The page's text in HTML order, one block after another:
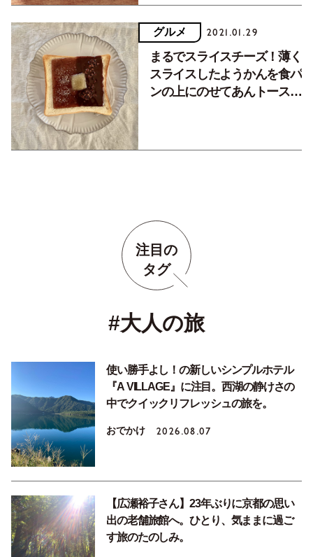
グルメ 2021.01.29
まるでスライスチーズ！薄く
スライスしたようかんを食パ
ンの上にのせてあんトースト
注目の
タグ
#大人の旅
使い勝手よし！の新しいシンプルホテル
『A VILLAGE』に注目。西湖の静けさの
中でクイックリフレッシュの旅を。
おでかけ 2026.08.07
【広瀬裕子さん】23年ぶりに京都の思い
出の老舗旅館へ。ひとり、気ままに過ご
す旅のたのしみ。